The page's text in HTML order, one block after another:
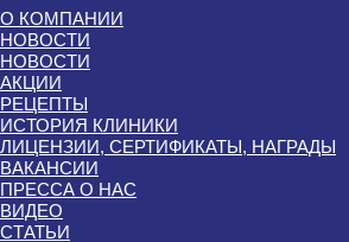
О КОМПАНИИ
НОВОСТИ
НОВОСТИ
АКЦИИ
РЕЦЕПТЫ
ИСТОРИЯ КЛИНИКИ
ЛИЦЕНЗИИ, СЕРТИФИКАТЫ, НАГРАДЫ
ВАКАНСИИ
ПРЕССА О НАС
ВИДЕО
СТАТЬИ